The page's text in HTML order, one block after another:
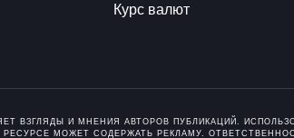
Курс валют
ВЗГЛЯДЫ И МНЕНИЯ АВТОРОВ ПУБЛИКАЦИЙ.
МОЖЕТ СОДЕРЖАТЬ РЕКЛАМУ.